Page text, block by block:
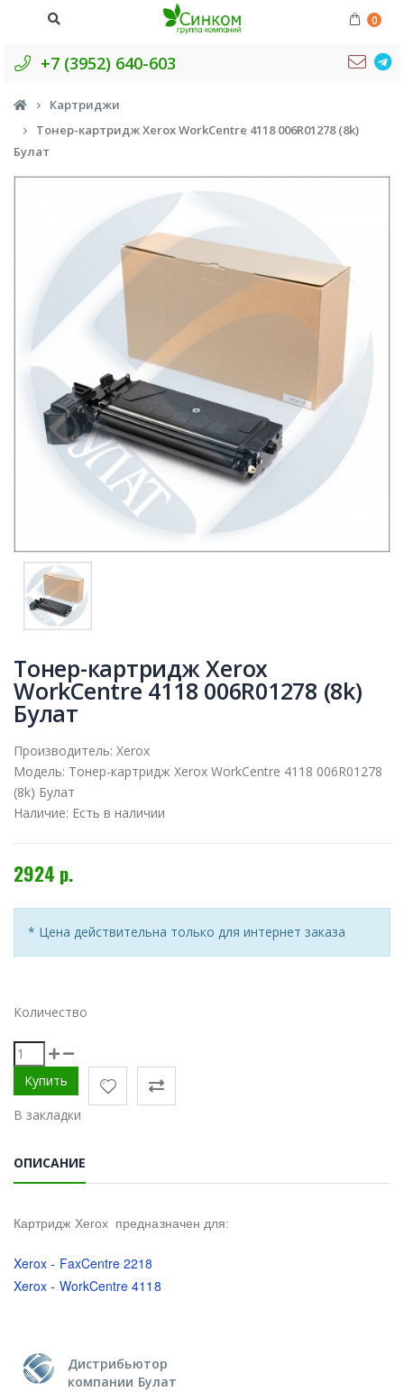
0
+7 (3952) 640-603
Картриджи
Тонер-картридж Xerox WorkCentre 4118 006R01278 (8k)
Булат
Тонер-картридж Xerox
WorkCentre 4118 006R01278 (8k)
Булат
Производитель: Xerox
Модель: Тонер-картридж Xerox WorkCentre 4118 006R01278
(8k) Булат
Наличие: Есть в наличии
2924 р.
* Цена действительна только для интернет заказа
Количество
В закладки
ОПИСАНИЕ
Картридж Xerox предназначен для:
Xerox - FaxCentre 2218
Xerox - WorkCentre 4118
Дистрибьютор
компании Булат